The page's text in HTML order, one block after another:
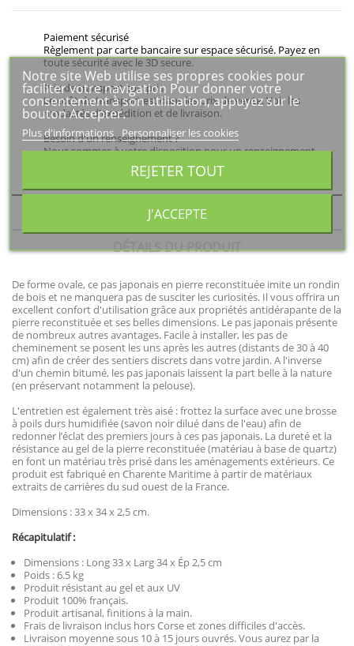
Paiement sécurisé
Règlement par carte bancaire sur espace sécurisé. Payez en
toute sécurité avec le 3D secure.
Prix de transport compris
Le coût du transport est dans les prix de vente. Voir les
modalités d'expédition et de livraison.
Besoin d'un renseignement ?
Nous sommes à votre disposition pour un renseignement
technique ou autre : 06 27 83 48 34
DESCRIPTION
DÉTAILS DU PRODUIT
De forme ovale, ce pas japonais en pierre reconstituée imite un rondin
de bois et ne manquera pas de susciter les curiosités. Il vous offrira un
excellent confort d'utilisation grâce aux propriétés antidérapante de la
pierre reconstituée et ses belles dimensions. Le pas japonais présente
de nombreux autres avantages. Facile à installer, les pas de
cheminement se posent les uns après les autres (distants de 30 à 40
cm) afin de créer des sentiers discrets dans votre jardin. A l'inverse
d'un chemin bitumé, les pas japonais laissent la part belle à la nature
(en préservant notamment la pelouse).
L'entretien est également très aisé : frottez la surface avec une brosse
à poils durs humidifiée (savon noir dilué dans de l'eau) afin de
redonner l’éclat des premiers jours à ces pas japonais. La dureté et la
résistance au gel de la pierre reconstituée (matériau à base de quartz)
en font un matériau très prisé dans les aménagements extérieurs. Ce
produit est fabriqué en Charente Maritime à partir de matériaux
extraits de carrières du sud ouest de la France.
Dimensions : 33 x 34 x 2,5 cm.
Récapitulatif :
Dimensions : Long 33 x Larg 34 x Ép 2,5 cm
Poids : 6.5 kg
Produit résistant au gel et aux UV
Produit 100% français.
Produit artisanal, finitions à la main.
Frais de livraison inclus hors Corse et zones difficiles d'accès.
Livraison moyenne sous 10 à 15 jours ouvrés. Vous aurez par la
Notre site Web utilise ses propres cookies pour
faciliter votre navigation Pour donner votre
consentement à son utilisation, appuyez sur le
bouton Accepter.
Plus d'informations Personnaliser les cookies
REJETER TOUT
J'ACCEPTE